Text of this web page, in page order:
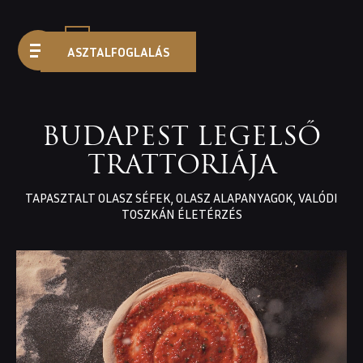
ASZTALFOGLALÁS
BUDAPEST LEGELSŐ
TRATTORIÁJA
TAPASZTALT OLASZ SÉFEK, OLASZ ALAPANYAGOK, VALÓDI
TOSZKÁN ÉLETÉRZÉS